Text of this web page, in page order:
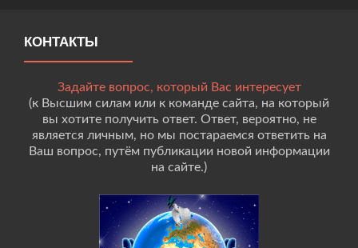
КОНТАКТЫ
Задайте вопрос, который Вас интересует
(к Высшим силам или к команде сайта, на который
вы хотите получить ответ. Ответ, вероятно, не
является личным, но мы постараемся ответить на
Ваш вопрос, путём публикации новой информации
на сайте.)